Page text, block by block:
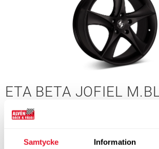
Samtycke Information
ETA BETA JOFIEL
Typ:Aluminiumfälgar
C-förstärkt fälg